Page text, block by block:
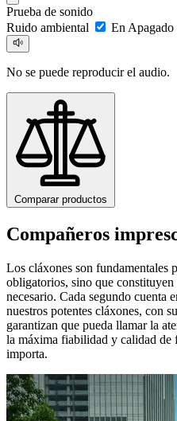
Prueba de sonido
Ruido ambiental
En Apagado
No se puede reproducir el audio.
Comparar productos
Compañeros
Los cláxones son fundamentales
obligatorios, sino que
necesario. Cada segundo cuenta
nuestros potentes cláxones, con
garantizan que pueda llamar la
la máxima fiabilidad y calidad de
importa.